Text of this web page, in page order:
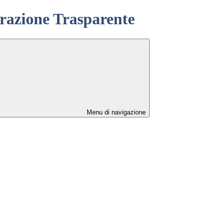
Trasparente
Menu di navigazione